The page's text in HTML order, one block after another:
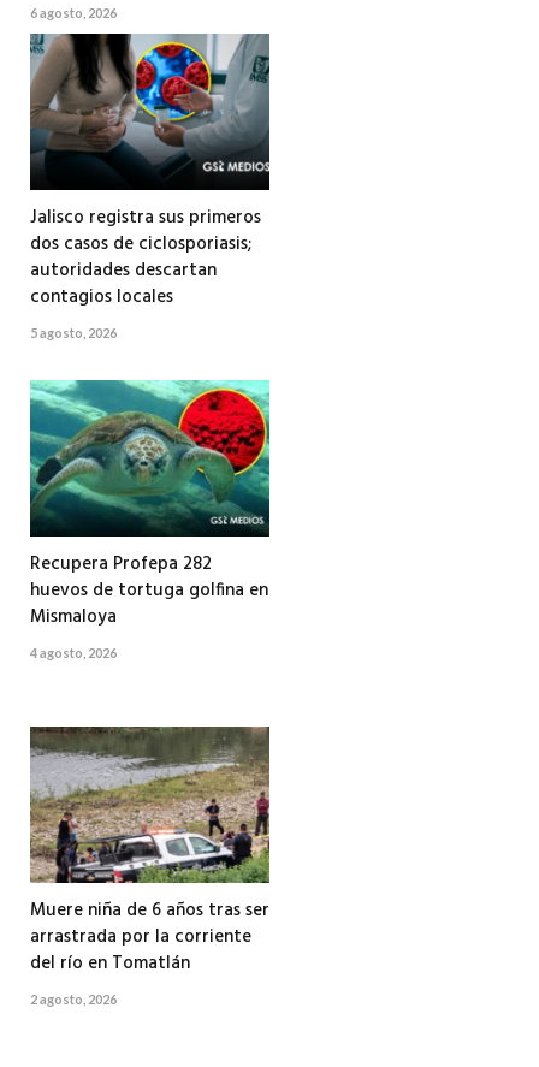
6 agosto, 2026
Jalisco registra sus primeros
dos casos de ciclosporiasis;
autoridades descartan
contagios locales
5 agosto, 2026
Recupera Profepa 282
huevos de tortuga golfina en
Mismaloya
4 agosto, 2026
Muere niña de 6 años tras ser
arrastrada por la corriente
del río en Tomatlán
2 agosto, 2026